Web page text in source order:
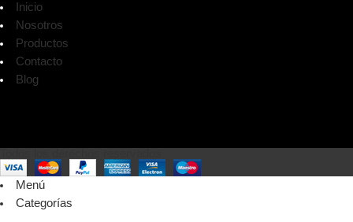
Inicio
Nosotros
Productos
Contacto
Blog
Menú
Categorías